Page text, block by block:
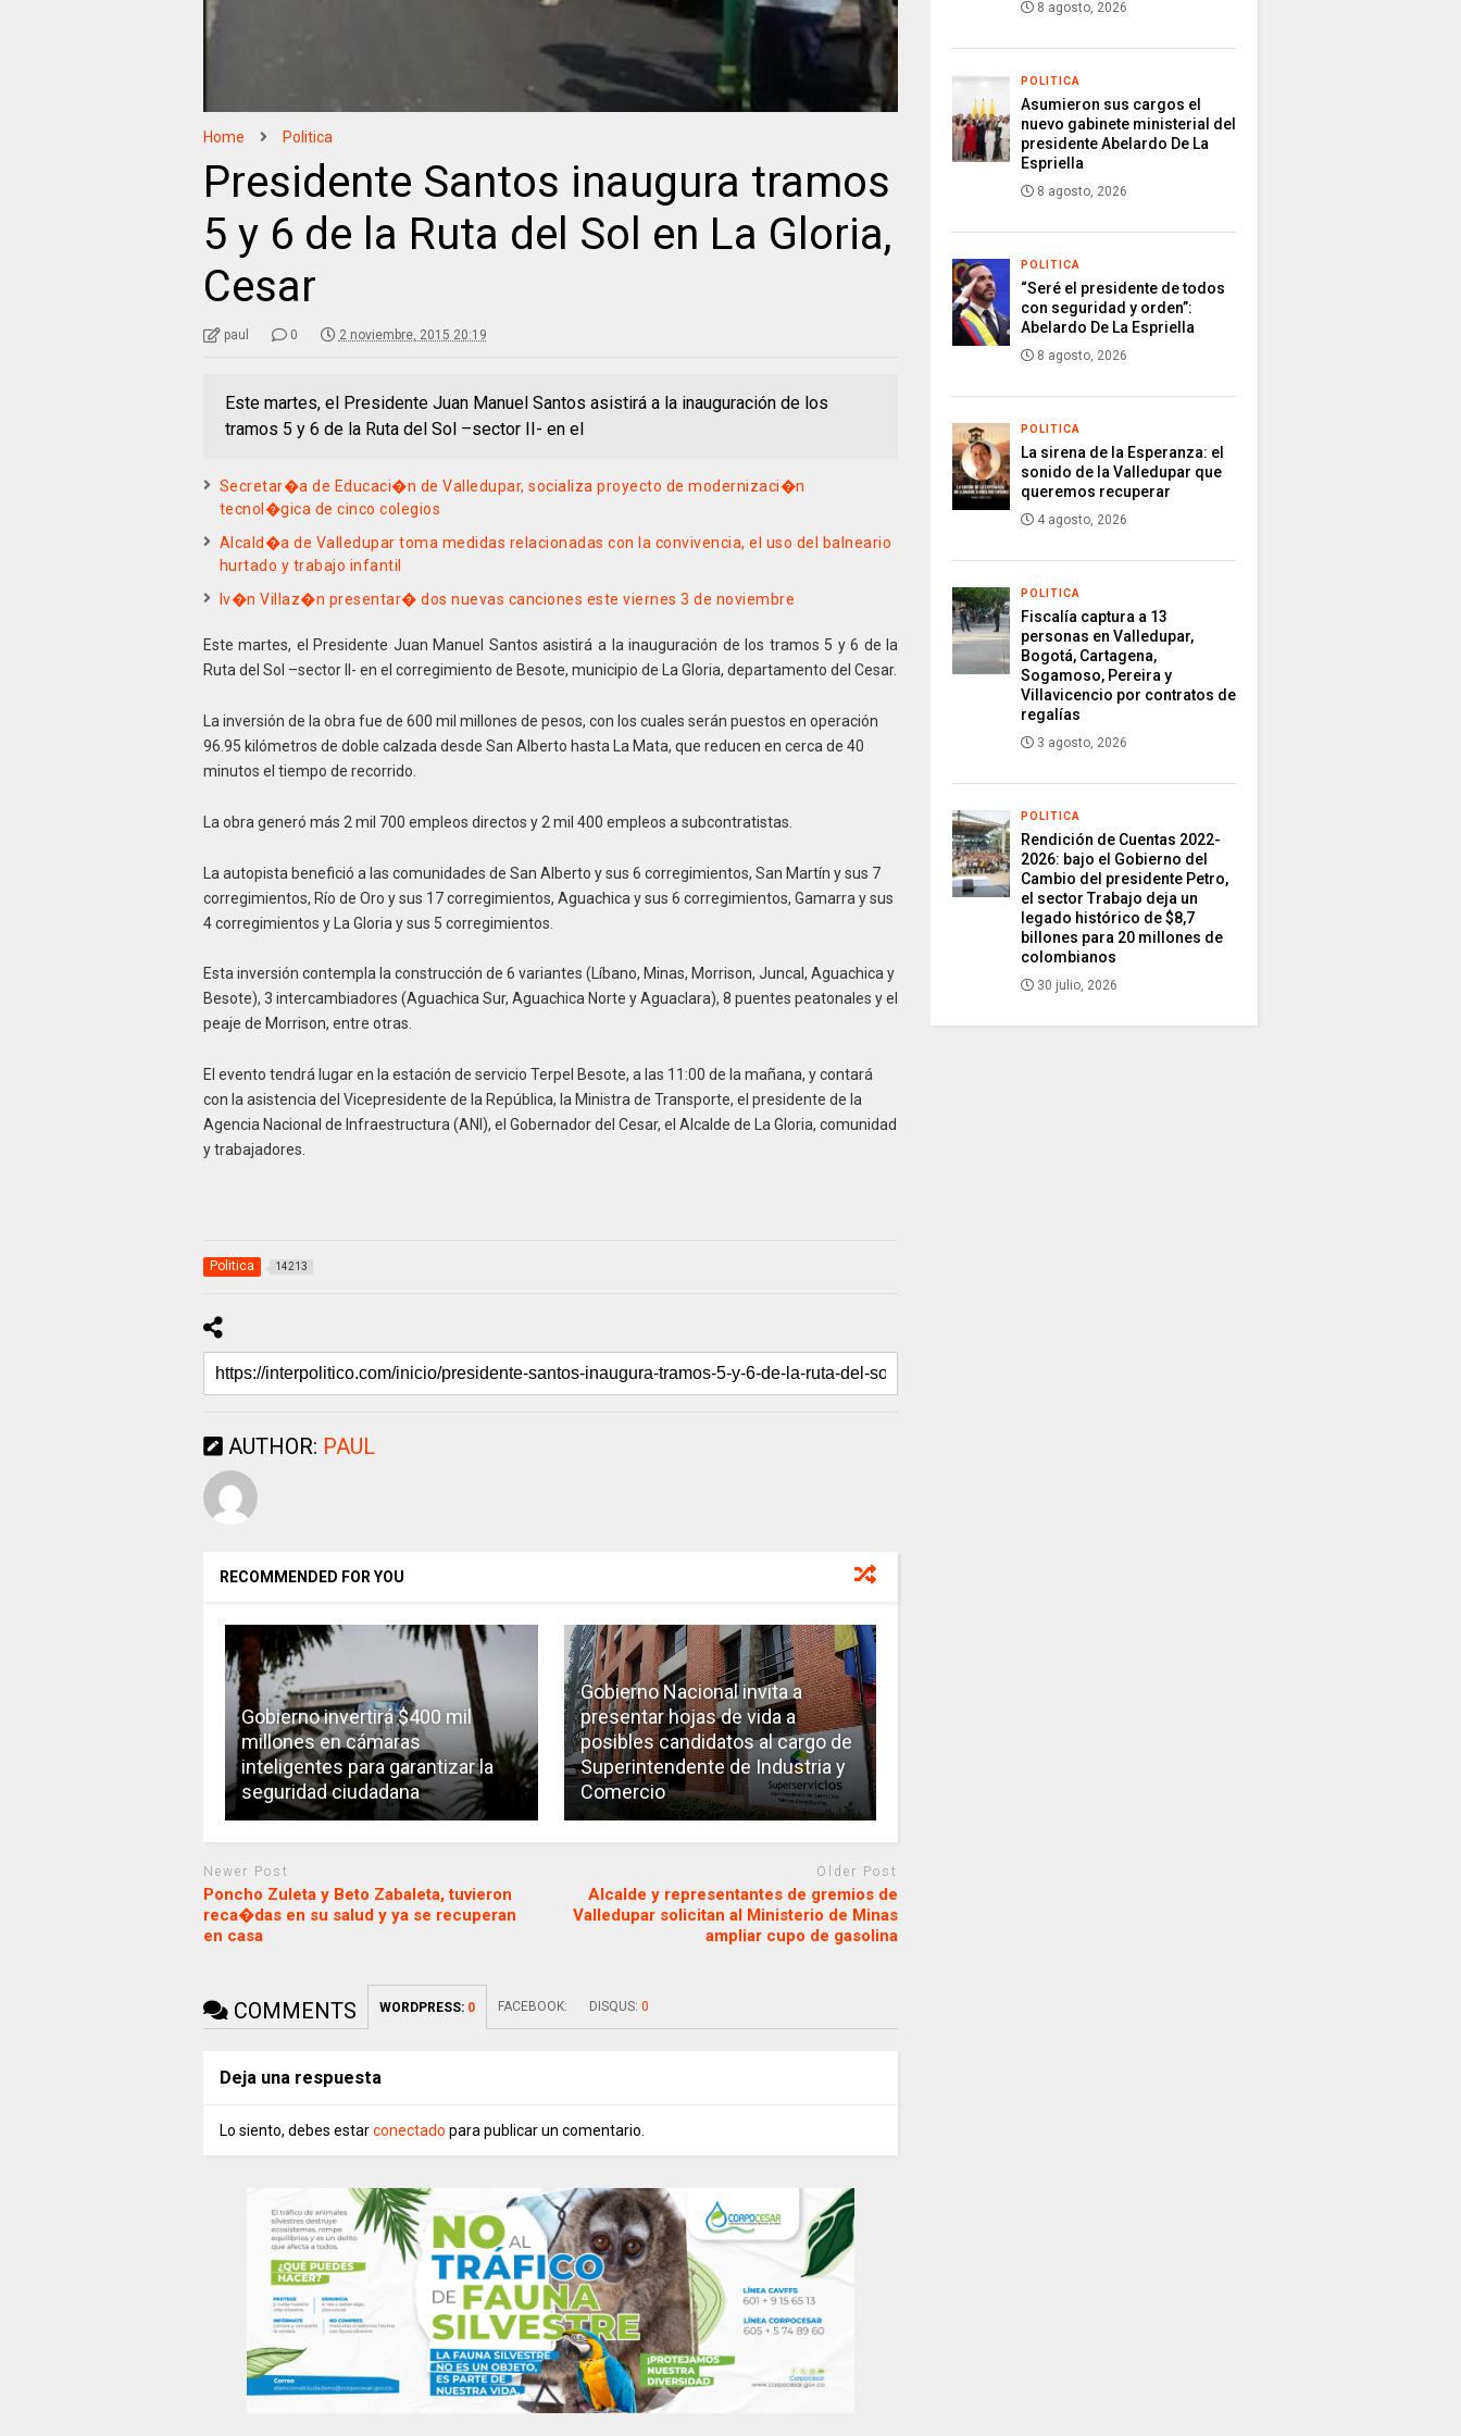
Home Politica
Presidente Santos inaugura tramos
5 y 6 de la Ruta del Sol en La Gloria,
Cesar
paul 0 2 noviembre, 2015 20:19
Este martes, el Presidente Juan Manuel Santos asistirá a la inauguración de los
tramos 5 y 6 de la Ruta del Sol –sector II- en el
Secretar�a de Educaci�n de Valledupar, socializa proyecto de modernizaci�n
tecnol�gica de cinco colegios
Alcald�a de Valledupar toma medidas relacionadas con la convivencia, el uso del balneario
hurtado y trabajo infantil
Iv�n Villaz�n presentar� dos nuevas canciones este viernes 3 de noviembre
Este martes, el Presidente Juan Manuel Santos asistirá a la inauguración de los tramos 5 y 6 de la
Ruta del Sol –sector II- en el corregimiento de Besote, municipio de La Gloria, departamento del Cesar.
La inversión de la obra fue de 600 mil millones de pesos, con los cuales serán puestos en operación
96.95 kilómetros de doble calzada desde San Alberto hasta La Mata, que reducen en cerca de 40
minutos el tiempo de recorrido.
La obra generó más 2 mil 700 empleos directos y 2 mil 400 empleos a subcontratistas.
La autopista benefició a las comunidades de San Alberto y sus 6 corregimientos, San Martín y sus 7
corregimientos, Río de Oro y sus 17 corregimientos, Aguachica y sus 6 corregimientos, Gamarra y sus
4 corregimientos y La Gloria y sus 5 corregimientos.
Esta inversión contempla la construcción de 6 variantes (Líbano, Minas, Morrison, Juncal, Aguachica y
Besote), 3 intercambiadores (Aguachica Sur, Aguachica Norte y Aguaclara), 8 puentes peatonales y el
peaje de Morrison, entre otras.
El evento tendrá lugar en la estación de servicio Terpel Besote, a las 11:00 de la mañana, y contará
con la asistencia del Vicepresidente de la República, la Ministra de Transporte, el presidente de la
Agencia Nacional de Infraestructura (ANI), el Gobernador del Cesar, el Alcalde de La Gloria, comunidad
y trabajadores.
Politica 14213
AUTHOR: PAUL
RECOMMENDED FOR YOU
Gobierno invertirá $400 mil
millones en cámaras
inteligentes para garantizar la
seguridad ciudadana
Gobierno Nacional invita a
presentar hojas de vida a
posibles candidatos al cargo de
Superintendente de Industria y
Comercio
Newer Post
Poncho Zuleta y Beto Zabaleta, tuvieron
reca�das en su salud y ya se recuperan
en casa
Older Post
Alcalde y representantes de gremios de
Valledupar solicitan al Ministerio de Minas
ampliar cupo de gasolina
COMMENTS WORDPRESS: 0 FACEBOOK: DISQUS: 0
Deja una respuesta
Lo siento, debes estarconectado para publicar un comentario.
8 agosto, 2026
POLITICA
Asumieron sus cargos el
nuevo gabinete ministerial del
presidente Abelardo De La
Espriella
8 agosto, 2026
POLITICA
“Seré el presidente de todos
con seguridad y orden”:
Abelardo De La Espriella
8 agosto, 2026
POLITICA
La sirena de la Esperanza: el
sonido de la Valledupar que
queremos recuperar
4 agosto, 2026
POLITICA
Fiscalía captura a 13
personas en Valledupar,
Bogotá, Cartagena,
Sogamoso, Pereira y
Villavicencio por contratos de
regalías
3 agosto, 2026
POLITICA
Rendición de Cuentas 2022-
2026: bajo el Gobierno del
Cambio del presidente Petro,
el sector Trabajo deja un
legado histórico de $8,7
billones para 20 millones de
colombianos
30 julio, 2026